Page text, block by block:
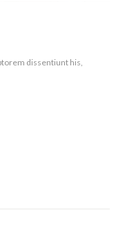
dissentiunt his,